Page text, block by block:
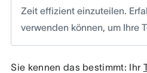
Zeit effizient einzuteilen.
verwenden können, um Ihre
Sie kennen das bestimmt: Ihr